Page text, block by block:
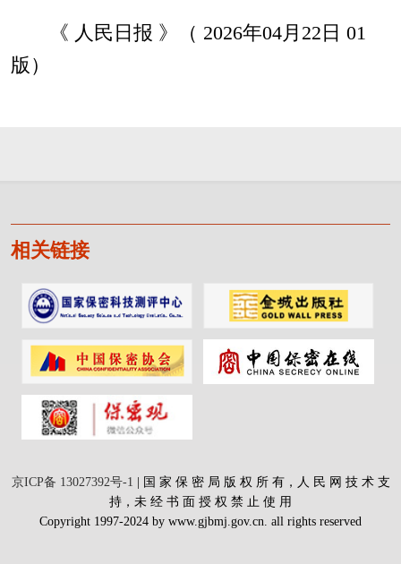
《 人民日报 》（ 2026年04月22日 01
版）
相关链接
京ICP备 13027392号-1 | 国 家 保 密 局 版 权 所 有，人 民 网 技 术 支
持，未 经 书 面 授 权 禁 止 使 用
Copyright 1997-2024 by www.gjbmj.gov.cn. all rights reserved